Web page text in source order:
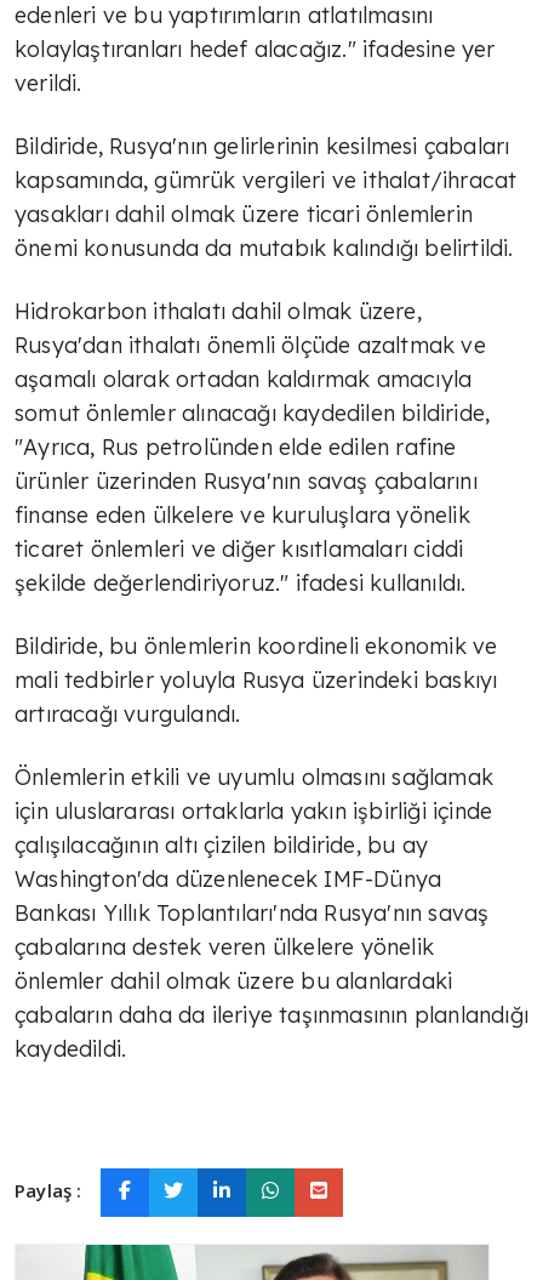
edenleri ve bu yaptırımların atlatılmasını
kolaylaştıranları hedef alacağız." ifadesine yer
verildi.
Bildiride, Rusya'nın gelirlerinin kesilmesi çabaları
kapsamında, gümrük vergileri ve ithalat/ihracat
yasakları dahil olmak üzere ticari önlemlerin
önemi konusunda da mutabık kalındığı belirtildi.
Hidrokarbon ithalatı dahil olmak üzere,
Rusya'dan ithalatı önemli ölçüde azaltmak ve
aşamalı olarak ortadan kaldırmak amacıyla
somut önlemler alınacağı kaydedilen bildiride,
"Ayrıca, Rus petrolünden elde edilen rafine
ürünler üzerinden Rusya'nın savaş çabalarını
finanse eden ülkelere ve kuruluşlara yönelik
ticaret önlemleri ve diğer kısıtlamaları ciddi
şekilde değerlendiriyoruz." ifadesi kullanıldı.
Bildiride, bu önlemlerin koordineli ekonomik ve
mali tedbirler yoluyla Rusya üzerindeki baskıyı
artıracağı vurgulandı.
Önlemlerin etkili ve uyumlu olmasını sağlamak
için uluslararası ortaklarla yakın işbirliği içinde
çalışılacağının altı çizilen bildiride, bu ay
Washington'da düzenlenecek IMF-Dünya
Bankası Yıllık Toplantıları'nda Rusya'nın savaş
çabalarına destek veren ülkelere yönelik
önlemler dahil olmak üzere bu alanlardaki
çabaların daha da ileriye taşınmasının planlandığı
kaydedildi.
Paylaş :